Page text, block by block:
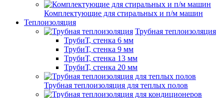
Комплектующие для стиральных и п/м машин
Теплоизоляция
Трубная теплоизоляция
ТрубиТ, стенка 6 мм
ТрубиТ, стенка 9 мм
ТрубиТ, стенка 13 мм
ТрубиТ, стенка 20 мм
Трубная теплоизоляция для теплых полов